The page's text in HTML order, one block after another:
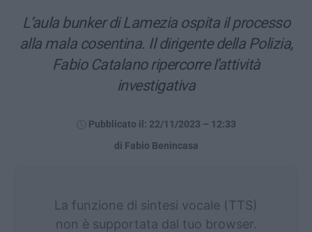
L’aula bunker di Lamezia ospita il processo
alla mala cosentina. Il dirigente della Polizia,
Fabio Catalano ripercorre l’attività
investigativa
Pubblicato il: 22/11/2023 – 12:33
di Fabio Benincasa
La funzione di sintesi vocale (TTS)
non è supportata dal tuo browser.